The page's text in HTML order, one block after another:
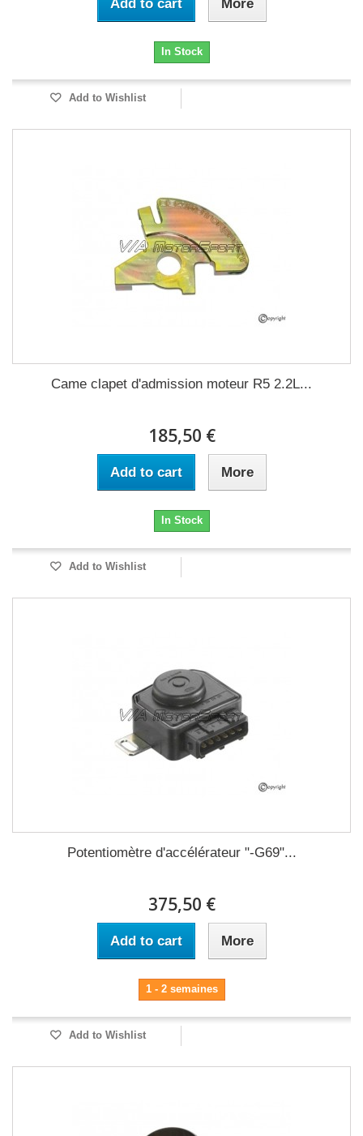
Add to cart More
In Stock
Add to Wishlist
Came clapet d'admission moteur R5 2.2L...
185,50 €
Add to cart More
In Stock
Add to Wishlist
Potentiomètre d'accélérateur "-G69"...
375,50 €
Add to cart More
1 - 2 semaines
Add to Wishlist